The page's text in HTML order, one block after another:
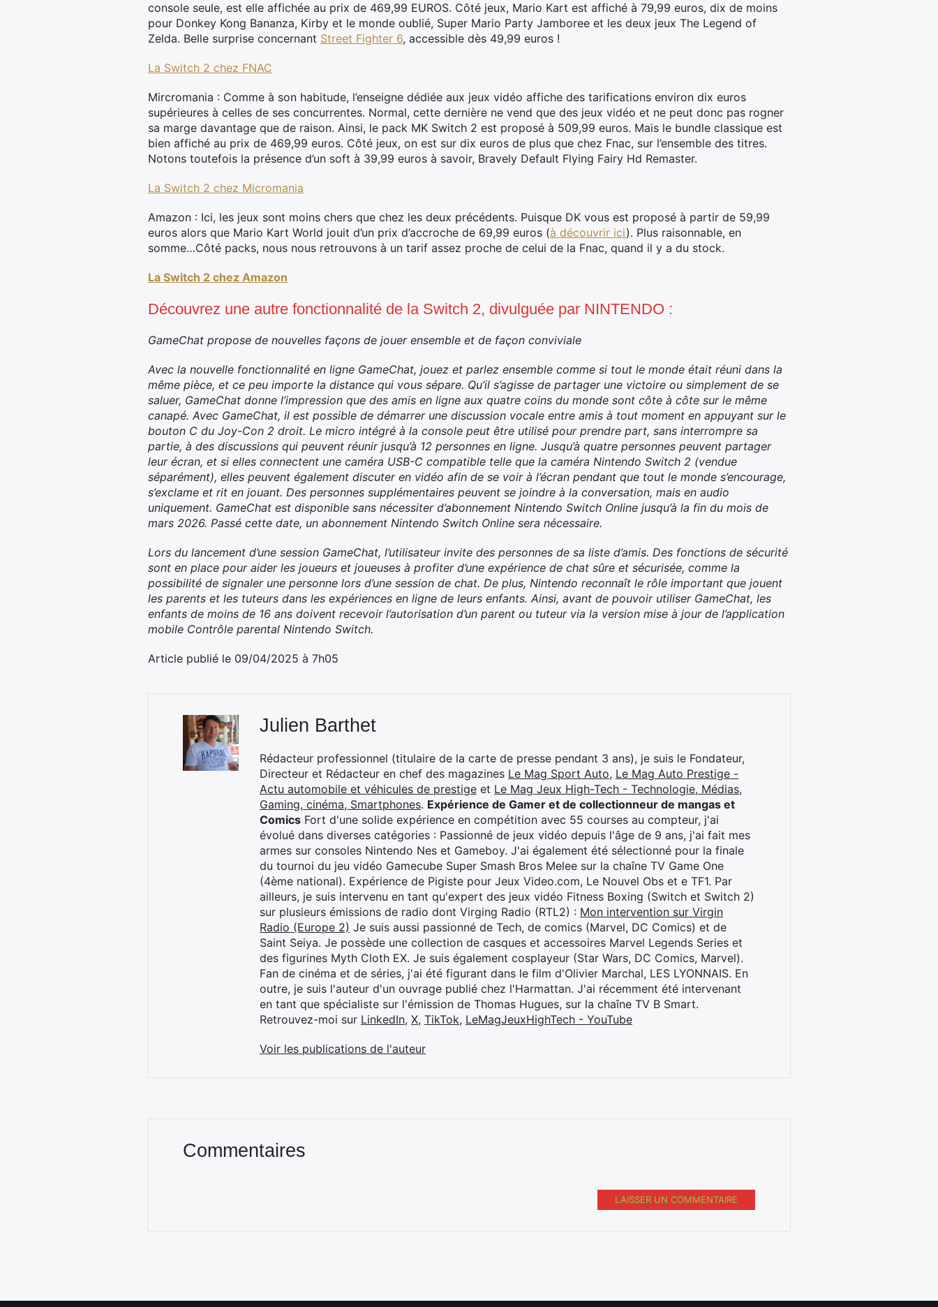
console seule, est elle affichée au prix de 469,99 EUROS. Côté jeux, Mario Kart est affiché à 79,99 euros, dix de moins
pour Donkey Kong Bananza, Kirby et le monde oublié, Super Mario Party Jamboree et les deux jeux The Legend of
Zelda. Belle surprise concernant Street Fighter 6, accessible dès 49,99 euros !
La Switch 2 chez FNAC
Mircromania : Comme à son habitude, l’enseigne dédiée aux jeux vidéo affiche des tarifications environ dix euros
supérieures à celles de ses concurrentes. Normal, cette dernière ne vend que des jeux vidéo et ne peut donc pas rogner
sa marge davantage que de raison. Ainsi, le pack MK Switch 2 est proposé à 509,99 euros. Mais le bundle classique est
bien affiché au prix de 469,99 euros. Côté jeux, on est sur dix euros de plus que chez Fnac, sur l’ensemble des titres.
Notons toutefois la présence d’un soft à 39,99 euros à savoir, Bravely Default Flying Fairy Hd Remaster.
La Switch 2 chez Micromania
Amazon : Ici, les jeux sont moins chers que chez les deux précédents. Puisque DK vous est proposé à partir de 59,99
euros alors que Mario Kart World jouit d’un prix d’accroche de 69,99 euros (à découvrir ici). Plus raisonnable, en
somme…Côté packs, nous nous retrouvons à un tarif assez proche de celui de la Fnac, quand il y a du stock.
La Switch 2 chez Amazon
Découvrez une autre fonctionnalité de la Switch 2, divulguée par NINTENDO :
GameChat propose de nouvelles façons de jouer ensemble et de façon conviviale
Avec la nouvelle fonctionnalité en ligne GameChat, jouez et parlez ensemble comme si tout le monde était réuni dans la
même pièce, et ce peu importe la distance qui vous sépare. Qu’il s’agisse de partager une victoire ou simplement de se
saluer, GameChat donne l’impression que des amis en ligne aux quatre coins du monde sont côte à côte sur le même
canapé. Avec GameChat, il est possible de démarrer une discussion vocale entre amis à tout moment en appuyant sur le
bouton C du Joy-Con 2 droit. Le micro intégré à la console peut être utilisé pour prendre part, sans interrompre sa
partie, à des discussions qui peuvent réunir jusqu’à 12 personnes en ligne. Jusqu’à quatre personnes peuvent partager
leur écran, et si elles connectent une caméra USB-C compatible telle que la caméra Nintendo Switch 2 (vendue
séparément), elles peuvent également discuter en vidéo afin de se voir à l’écran pendant que tout le monde s’encourage,
s’exclame et rit en jouant. Des personnes supplémentaires peuvent se joindre à la conversation, mais en audio
uniquement. GameChat est disponible sans nécessiter d’abonnement Nintendo Switch Online jusqu’à la fin du mois de
mars 2026. Passé cette date, un abonnement Nintendo Switch Online sera nécessaire.
Lors du lancement d’une session GameChat, l’utilisateur invite des personnes de sa liste d’amis. Des fonctions de sécurité
sont en place pour aider les joueurs et joueuses à profiter d’une expérience de chat sûre et sécurisée, comme la
possibilité de signaler une personne lors d’une session de chat. De plus, Nintendo reconnaît le rôle important que jouent
les parents et les tuteurs dans les expériences en ligne de leurs enfants. Ainsi, avant de pouvoir utiliser GameChat, les
enfants de moins de 16 ans doivent recevoir l’autorisation d’un parent ou tuteur via la version mise à jour de l’application
mobile Contrôle parental Nintendo Switch.
Article publié le 09/04/2025 à 7h05
Julien Barthet
Rédacteur professionnel (titulaire de la carte de presse pendant 3 ans), je suis le Fondateur,
Directeur et Rédacteur en chef des magazines Le Mag Sport Auto, Le Mag Auto Prestige -
Actu automobile et véhicules de prestige et Le Mag Jeux High-Tech - Technologie, Médias,
Gaming, cinéma, Smartphones. Expérience de Gamer et de collectionneur de mangas et
Comics Fort d'une solide expérience en compétition avec 55 courses au compteur, j'ai
évolué dans diverses catégories : Passionné de jeux vidéo depuis l'âge de 9 ans, j'ai fait mes
armes sur consoles Nintendo Nes et Gameboy. J'ai également été sélectionné pour la finale
du tournoi du jeu vidéo Gamecube Super Smash Bros Melee sur la chaîne TV Game One
(4ème national). Expérience de Pigiste pour Jeux Video.com, Le Nouvel Obs et e TF1. Par
ailleurs, je suis intervenu en tant qu'expert des jeux vidéo Fitness Boxing (Switch et Switch 2)
sur plusieurs émissions de radio dont Virging Radio (RTL2) : Mon intervention sur Virgin
Radio (Europe 2) Je suis aussi passionné de Tech, de comics (Marvel, DC Comics) et de
Saint Seiya. Je possède une collection de casques et accessoires Marvel Legends Series et
des figurines Myth Cloth EX. Je suis également cosplayeur (Star Wars, DC Comics, Marvel).
Fan de cinéma et de séries, j'ai été figurant dans le film d'Olivier Marchal, LES LYONNAIS. En
outre, je suis l'auteur d'un ouvrage publié chez l'Harmattan. J'ai récemment été intervenant
en tant que spécialiste sur l'émission de Thomas Hugues, sur la chaîne TV B Smart.
Retrouvez-moi sur LinkedIn, X, TikTok, LeMagJeuxHighTech - YouTube
Voir les publications de l'auteur
Commentaires
LAISSER UN COMMENTAIRE